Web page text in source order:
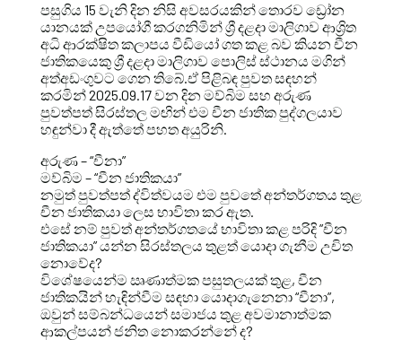
පසුගිය 15 වැනි දින නිසි අවසරයකින් තොරව ඩ්‍රෝන
යානයක් උපයෝගී කරගනිමින් ශ්‍රී දළදා මාලිගාව ආශ්‍රිත
අධි ආරක්ෂිත කලාපය වීඩියෝ ගත කළ බව කියන චීන
ජාතිකයෙකු ශ්‍රී දළදා මාලිගාව පොලිස් ස්ථානය මගින්
අත්අඩංගුවට ගෙන තිබේ.ඒ පිළිබඳ පුවත සඳහන්
කරමින් 2025.09.17 වන දින මව්බිම සහ අරුණ
පුවත්පත් සිරස්තල මඟින් එම චීන ජාතික පුද්ගලයාව
හඳුන්වා දී ඇත්තේ පහත අයුරිනි.
අරුණ – “චීනා”
මව්බිම – “චීන ජාතිකයා”
නමුත් පුවත්පත් ද්විත්වයම එම පුවතේ අන්තර්ගතය තුළ
චීන ජාතිකයා ලෙස භාවිතා කර ඇත.
එසේ නම් පුවත් අන්තර්ගතයේ භාවිතා කළ පරිදි ”චීන
ජාතිකයා” යන්න සිරස්තලය තුළත් යොදා ගැනීම උචිත
නොවේද?
විශේෂයෙන්ම ඍණාත්මක පසුතලයක් තුළ, චීන
ජාතිකයින් හැඳින්වීම සඳහා යොදාගැනෙනා “චීනා”,
ඔවුන් සම්බන්ධයෙන් සමාජය තුළ අවමානාත්මක
ආකල්පයන් ජනිත නොකරන්නේ ද?